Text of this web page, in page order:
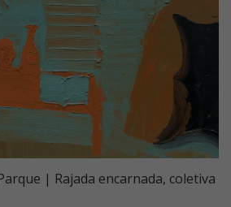
| Rajada encarnada, coletiva